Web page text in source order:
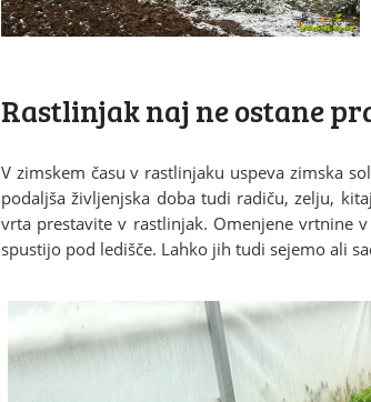
Rastlinjak naj ne ostane
V zimskem času v rastlinjaku uspeva zimska
podaljša življenjska doba tudi radiču, zelju,
vrta prestavite v rastlinjak. Omenjene vrtnine
spustijo pod ledišče. Lahko jih tudi sejemo ali